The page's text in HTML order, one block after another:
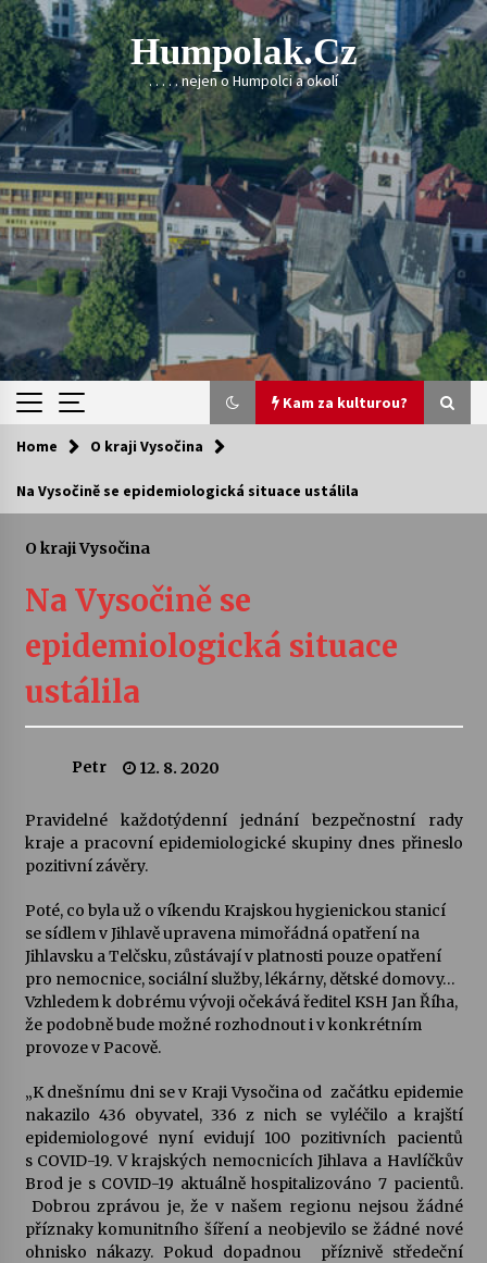
Skip
to
content
Humpolak.cz
. . . . . nejen o Humpolci a okolí
Kam za kulturou?
Kam za kulturou?
Sukuba Ensemble
kapkou
30. 7. 2026
Veselí muzikanti
Pozvánka na integrační festival Quijotova
šedesátka: 28. 7.–1. 8. 2026
Letní koncerty ve Stromovce: Kolchoz a
Jenakaši
28. 7. 2026
Votavžatský ploty
Letní koncerty ve Stromovce: Rufus Miller
22. 7. 2026
Vysočinka
17. 7. 2026
Home O kraji Vysočina
Na Vysočině se epidemiologická situace ustálila
O kraji Vysočina
Na Vysočině se
epidemiologická situace
ustálila
Petr 12. 8. 2020
Pravidelné každotýdenní jednání bezpečnostní rady
kraje a pracovní epidemiologické skupiny dnes přineslo
pozitivní závěry.
Poté, co byla už o víkendu Krajskou hygienickou stanicí
se sídlem v Jihlavě upravena mimořádná opatření na
Jihlavsku a Telčsku, zůstávají v platnosti pouze opatření
pro nemocnice, sociální služby, lékárny, dětské domovy…
Vzhledem k dobrému vývoji očekává ředitel KSH Jan Říha,
že podobně bude možné rozhodnout i v konkrétním
provoze v Pacově.
„K dnešnímu dni se v Kraji Vysočina od začátku epidemie
nakazilo 436 obyvatel, 336 z nich se vyléčilo a krajští
epidemiologové nyní evidují 100 pozitivních pacientů
s COVID-19. V krajských nemocnicích Jihlava a Havlíčkův
Brod je s COVID-19 aktuálně hospitalizováno 7 pacientů.
Dobrou zprávou je, že v našem regionu nejsou žádné
příznaky komunitního šíření a neobjevilo se žádné nové
ohnisko nákazy. Pokud dopadnou příznivě středeční